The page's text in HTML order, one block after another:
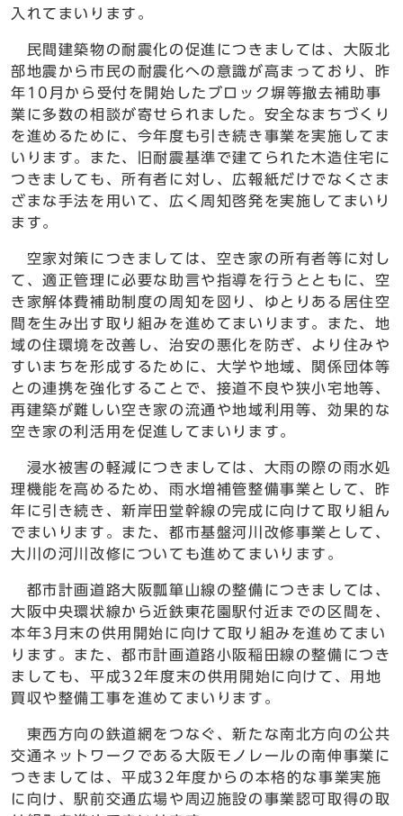
入れてまいります。
民間建築物の耐震化の促進につきましては、大阪北
部地震から市民の耐震化への意識が高まっており、昨
年10月から受付を開始したブロック塀等撤去補助事
業に多数の相談が寄せられました。安全なまちづくり
を進めるために、今年度も引き続き事業を実施してま
いります。また、旧耐震基準で建てられた木造住宅に
つきましても、所有者に対し、広報紙だけでなくさま
ざまな手法を用いて、広く周知啓発を実施してまいり
ます。
空家対策につきましては、空き家の所有者等に対し
て、適正管理に必要な助言や指導を行うとともに、空
き家解体費補助制度の周知を図り、ゆとりある居住空
間を生み出す取り組みを進めてまいります。また、地
域の住環境を改善し、治安の悪化を防ぎ、より住みや
すいまちを形成するために、大学や地域、関係団体等
との連携を強化することで、接道不良や狭小宅地等、
再建築が難しい空き家の流通や地域利用等、効果的な
空き家の利活用を促進してまいります。
浸水被害の軽減につきましては、大雨の際の雨水処
理機能を高めるため、雨水増補管整備事業として、昨
年に引き続き、新岸田堂幹線の完成に向けて取り組ん
でまいります。また、都市基盤河川改修事業として、
大川の河川改修についても進めてまいります。
都市計画道路大阪瓢箪山線の整備につきましては、
大阪中央環状線から近鉄東花園駅付近までの区間を、
本年3月末の供用開始に向けて取り組みを進めてまい
ります。また、都市計画道路小阪稲田線の整備につき
ましても、平成32年度末の供用開始に向けて、用地
買収や整備工事を進めてまいります。
東西方向の鉄道網をつなぐ、新たな南北方向の公共
交通ネットワークである大阪モノレールの南伸事業に
つきましては、平成32年度からの本格的な事業実施
に向け、駅前交通広場や周辺施設の事業認可取得の取